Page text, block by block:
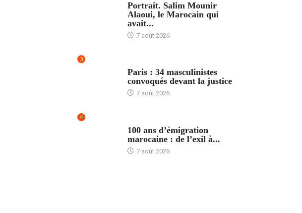
Portrait. Salim Mounir
Alaoui, le Marocain qui
avait...
7 août 2026
3
Paris : 34 masculinistes
convoqués devant la justice
7 août 2026
4
100 ans d’émigration
marocaine : de l’exil à...
7 août 2026